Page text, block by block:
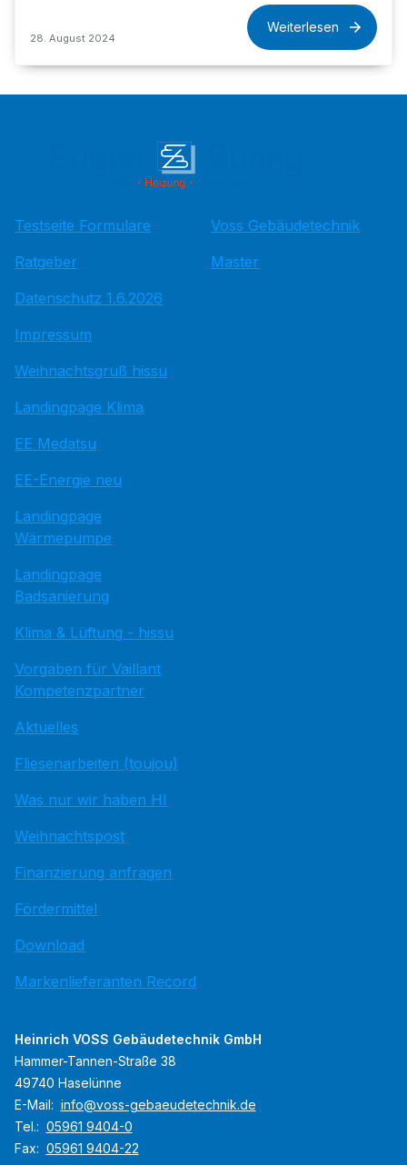
28. August 2024
Weiterlesen
Testseite Formulare
Ratgeber
Datenschutz 1.6.2026
Impressum
Weihnachtsgruß hissu
Landingpage Klima
EE Medatsu
EE-Energie neu
Landingpage
Wärmepumpe
Landingpage
Badsanierung
Klima & Lüftung - hissu
Vorgaben für Vaillant
Kompetenzpartner
Aktuelles
Fliesenarbeiten (toujou)
Was nur wir haben HI
Weihnachtspost
Finanzierung anfragen
Fördermittel
Download
Markenlieferanten Record
Voss Gebäudetechnik
Master
Heinrich VOSS Gebäudetechnik GmbH
Hammer-Tannen-Straße 38
49740 Haselünne
E-Mail: info@voss-gebaeudetechnik.de
Tel.: 05961 9404-0
Fax: 05961 9404-22